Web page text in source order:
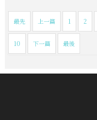
最先 上一篇 1 2
10 下一篇 最後